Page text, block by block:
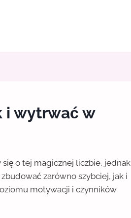
i wytrwać w
się o tej magicznej liczbie, jednak
zarówno szybciej, jak i
motywacji i czynników